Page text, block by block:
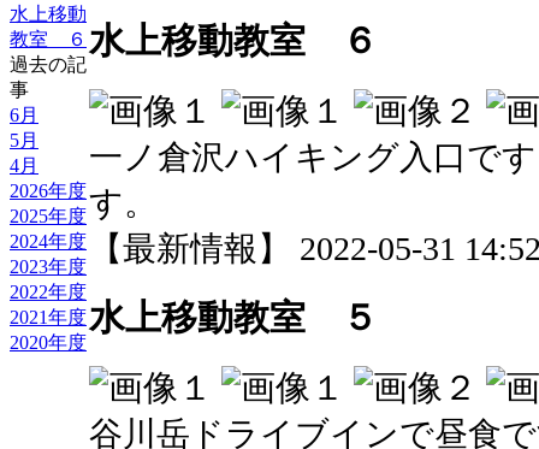
水上移動
教室 ６
過去の記
事
6月
5月
4月
2026年度
2025年度
2024年度
2023年度
2022年度
2021年度
2020年度
水上移動教室 ６
一ノ倉沢ハイキング入口で
す。
【最新情報】 2022-05-31
水上移動教室 ５
谷川岳ドライブインで昼食